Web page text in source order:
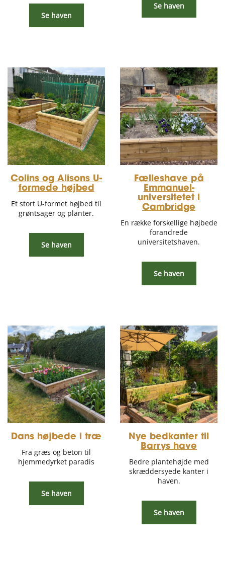
Se haven
Se haven
Colins og Alisons U-
formede højbed
Et stort U-formet højbed til
grøntsager og planter.
Se haven
Fælleshave på
Emmanuel-
universitetet i
Cambridge
En række forskellige højbede
forandrede
universitetshaven.
Se haven
Dans højbede i træ
Fra græs og beton til
hjemmedyrket paradis
Se haven
Nye bedkanter til
Barrys have
Bedre plantehøjde med
skræddersyede kanter i
haven.
Se haven